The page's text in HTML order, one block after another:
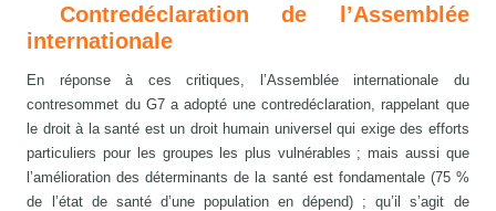
Contredéclaration de l’Assemblée
internationale
En réponse à ces critiques, l’Assemblée internationale du
contresommet du G7 a adopté une contredéclaration, rappelant que
le droit à la santé est un droit humain universel qui exige des efforts
particuliers pour les groupes les plus vulnérables ; mais aussi que
l’amélioration des déterminants de la santé est fondamentale (75 %
de l’état de santé d’une population en dépend) ; qu’il s’agit de